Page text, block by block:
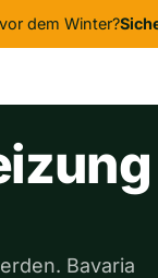
dem Winter?
Bavaria